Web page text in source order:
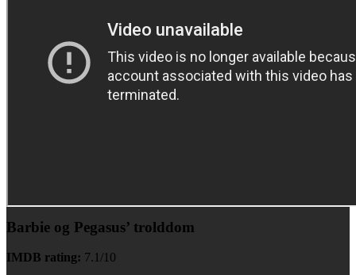
Barbie og Pegasus’ trolddom
IMDB rating: 7.1/10